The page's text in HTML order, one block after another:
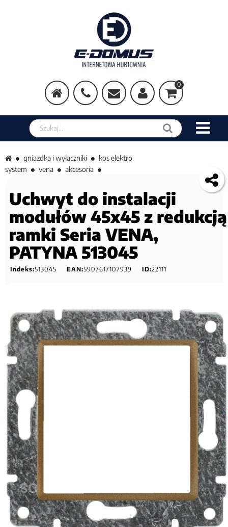
0
Szukaj w sklepie
gniazdka i wyłączniki
kos elektro
system
vena akcesoria
Uchwyt do instalacji
modułów 45x45 z redukcją
ramki Seria VENA,
PATYNA 513045
Indeks:513045 EAN:5907617107939 ID:22111